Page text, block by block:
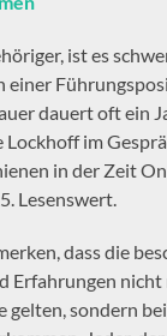
ist es
einer
dauert oft ein
im
in der Zeit
Lesenswert.
dass die
Erfahrungen
gelten, sondern